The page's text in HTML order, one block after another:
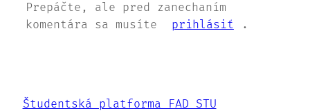
Prepáčte, ale pred zanechaním
komentára sa musíte
prihlásiť .
Študentská platforma FAD STU